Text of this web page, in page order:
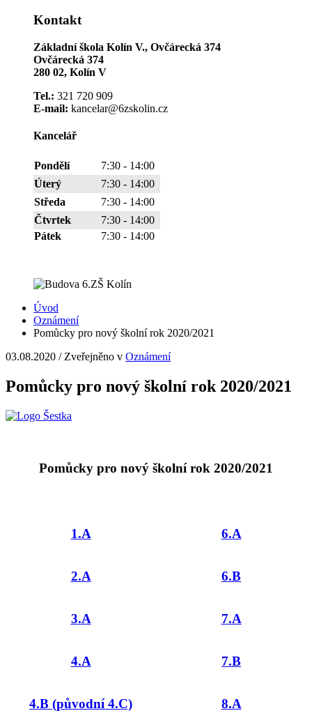
Kontakt
Základní škola Kolín V., Ovčárecká 374
Ovčárecká 374
280 02, Kolín V
Tel.: 321 720 909
E-mail: kancelar@6zskolin.cz
Kancelář
Pondělí
7:30 - 14:00
Úterý
7:30 - 14:00
Středa
7:30 - 14:00
Čtvrtek
7:30 - 14:00
Pátek
7:30 - 14:00
Úvod
Oznámení
Pomůcky pro nový školní rok 2020/2021
03.08.2020 / Zveřejněno v Oznámení
Pomůcky pro nový školní rok 2020/2021
Pomůcky pro nový školní rok 2020/2021
1.A 6.A
2.A 6.B
3.A 7.A
4.A 7.B
4.B (původní 4.C) 8.A